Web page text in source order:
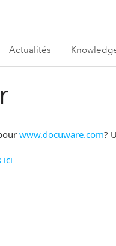
Actualités
www.docuware.com?
ici